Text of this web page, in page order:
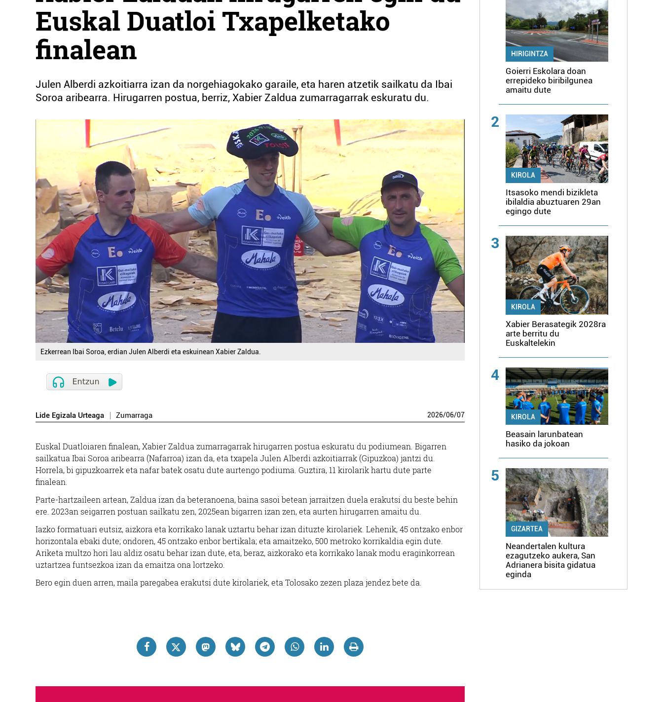
Euskal Duatloi Txapelketako
finalean
Julen Alberdi azkoitiarra izan da norgehiagokako garaile, eta haren atzetik sailkatu da Ibai
Soroa aribearra. Hirugarren postua, berriz, Xabier Zaldua zumarragarrak eskuratu du.
Ezkerrean Ibai Soroa, erdian Julen Alberdi eta eskuinean Xabier Zaldua.
Lide Egizala Urteaga Zumarraga 2026/06/07
Euskal Duatloiaren finalean, Xabier Zaldua zumarragarrak hirugarren postua eskuratu du podiumean. Bigarren
sailkatua Ibai Soroa aribearra (Nafarroa) izan da, eta txapela Julen Alberdi azkoitiarrak (Gipuzkoa) jantzi du.
Horrela, bi gipuzkoarrek eta nafar batek osatu dute aurtengo podiuma. Guztira, 11 kirolarik hartu dute parte
finalean.
Parte-hartzaileen artean, Zaldua izan da beteranoena, baina sasoi betean jarraitzen duela erakutsi du beste behin
ere. 2023an seigarren postuan sailkatu zen, 2025ean bigarren izan zen, eta aurten hirugarren amaitu du.
Iazko formatuari eutsiz, aizkora eta korrikako lanak uztartu behar izan dituzte kirolariek. Lehenik, 45 ontzako enbor
horizontala ebaki dute; ondoren, 45 ontzako enbor bertikala; eta amaitzeko, 500 metroko korrikaldia egin dute.
Ariketa multzo hori lau aldiz osatu behar izan dute, eta, beraz, aizkorako eta korrikako lanak modu eraginkorrean
uztartzea funtsezkoa izan da emaitza ona lortzeko.
Bero egin duen arren, maila paregabea erakutsi dute kirolariek, eta Tolosako zezen plaza jendez bete da.
HIRIGINTZA
Goierri Eskolara doan
errepideko biribilgunea
amaitu dute
2
KIROLA
Itsasoko mendi bizikleta
ibilaldia abuztuaren 29an
egingo dute
3
KIROLA
Xabier Berasategik 2028ra
arte berritu du
Euskaltelekin
4
KIROLA
Beasain larunbatean
hasiko da jokoan
5
GIZARTEA
Neandertalen kultura
ezagutzeko aukera, San
Adrianera bisita gidatua
eginda